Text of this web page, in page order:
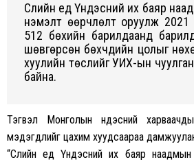
Сүүлийн үед Үндэсний их баяр
нэмэлт өөрчлөлт оруулж 2021
512 бөхийн барилдаанд барилдаж
шөвгөрсөн бөхчүүдийн цолыг
хуулийн төслийг УИХ-ын
байна.
Тэгвэл Монголын үндэсний
мэдэгдлийг цахим хуудсаараа
“Сүүлийн үед Үндэсний их баяр